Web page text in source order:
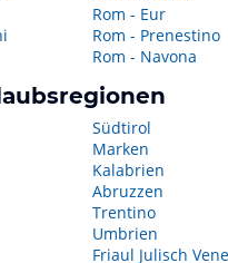
Rom - Eur
Rom - Prenestino
Rom - Navona
Südtirol
Marken
Kalabrien
Abruzzen
Trentino
Umbrien
Friaul Julisch